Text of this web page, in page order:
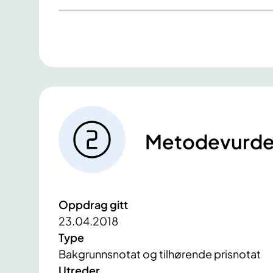
Oppdrag gitt
23.04.2018
Type
Bakgrunnsnotat og tilhørende prisnotat